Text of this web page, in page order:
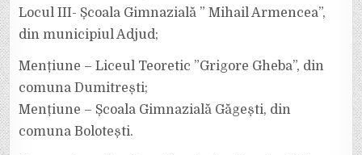
Locul III- Școala Gimnazială ” Mihail Armencea”,
din municipiul Adjud;
Mențiune – Liceul Teoretic ”Grigore Gheba”, din
comuna Dumitrești;
Mențiune – Școala Gimnazială Găgești, din
comuna Bolotești.